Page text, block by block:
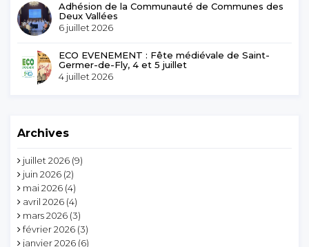
Adhésion de la Communauté de Communes des
Deux Vallées
6 juillet 2026
ECO EVENEMENT : Fête médiévale de Saint-
Germer-de-Fly, 4 et 5 juillet
4 juillet 2026
Archives
juillet 2026 (9)
juin 2026 (2)
mai 2026 (4)
avril 2026 (4)
mars 2026 (3)
février 2026 (3)
janvier 2026 (6)